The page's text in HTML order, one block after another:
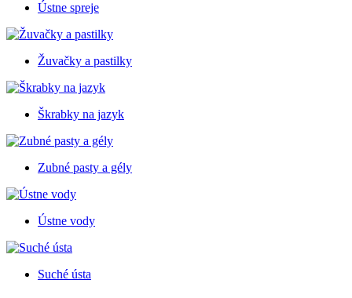
Ústne spreje
Žuvačky a pastilky
Škrabky na jazyk
Zubné pasty a gély
Ústne vody
Suché ústa